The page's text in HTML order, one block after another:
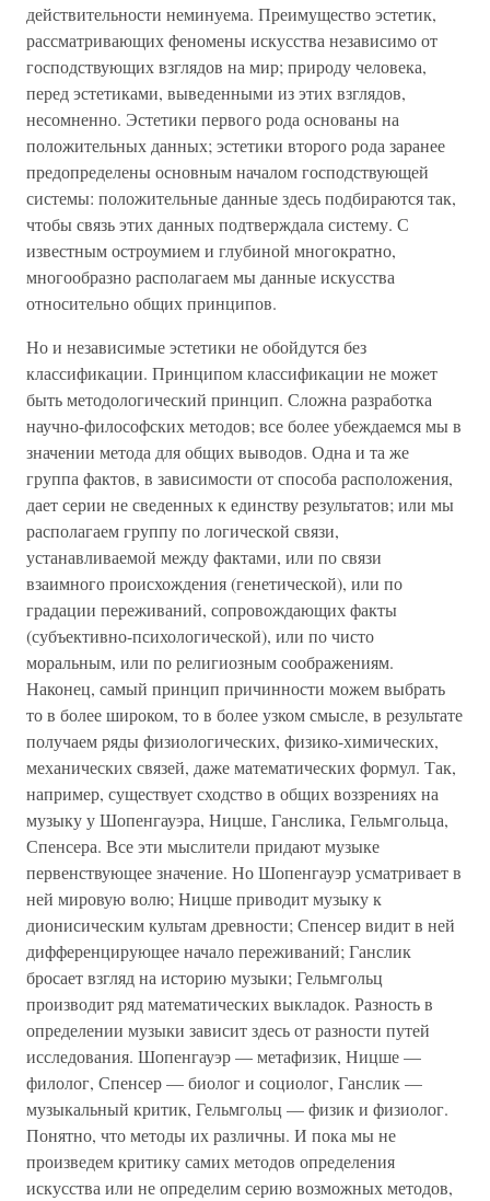
действительности неминуема. Преимущество эстетик,
рассматривающих феномены искусства независимо от
господствующих взглядов на мир; природу человека,
перед эстетиками, выведенными из этих взглядов,
несомненно. Эстетики первого рода основаны на
положительных данных; эстетики второго рода заранее
предопределены основным началом господствующей
системы: положительные данные здесь подбираются так,
чтобы связь этих данных подтверждала систему. С
известным остроумием и глубиной многократно,
многообразно располагаем мы данные искусства
относительно общих принципов.
Но и независимые эстетики не обойдутся без
классификации. Принципом классификации не может
быть методологический принцип. Сложна разработка
научно-философских методов; все более убеждаемся мы в
значении метода для общих выводов. Одна и та же
группа фактов, в зависимости от способа расположения,
дает серии не сведенных к единству результатов; или мы
располагаем группу по логической связи,
устанавливаемой между фактами, или по связи
взаимного происхождения (генетической), или по
градации переживаний, сопровождающих факты
(субъективно-психологической), или по чисто
моральным, или по религиозным соображениям.
Наконец, самый принцип причинности можем выбрать
то в более широком, то в более узком смысле, в результате
получаем ряды физиологических, физико-химических,
механических связей, даже математических формул. Так,
например, существует сходство в общих воззрениях на
музыку у Шопенгауэра, Ницше, Ганслика, Гельмгольца,
Спенсера. Все эти мыслители придают музыке
первенствующее значение. Но Шопенгауэр усматривает в
ней мировую волю; Ницше приводит музыку к
дионисическим культам древности; Спенсер видит в ней
дифференцирующее начало переживаний; Ганслик
бросает взгляд на историю музыки; Гельмгольц
производит ряд математических выкладок. Разность в
определении музыки зависит здесь от разности путей
исследования. Шопенгауэр — метафизик, Ницше —
филолог, Спенсер — биолог и социолог, Ганслик —
музыкальный критик, Гельмгольц — физик и физиолог.
Понятно, что методы их различны. И пока мы не
произведем критику самих методов определения
искусства или не определим серию возможных методов,